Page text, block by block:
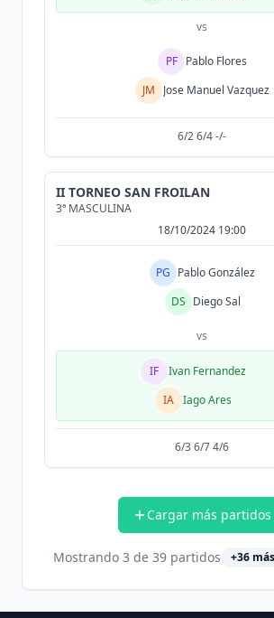
vs
PF
Pablo Flores
JM
Jose Manuel Vazquez
6/2 6/4 -/-
II TORNEO SAN FROILAN
3ª MASCULINA
18/10/2024 19:00
PG Pablo González
DS Diego Sal
vs
IF
Ivan Fernandez
IA Iago Ares
6/3 6/7 4/6
Cargar más partidos
Mostrando 3 de 39 partidos +36